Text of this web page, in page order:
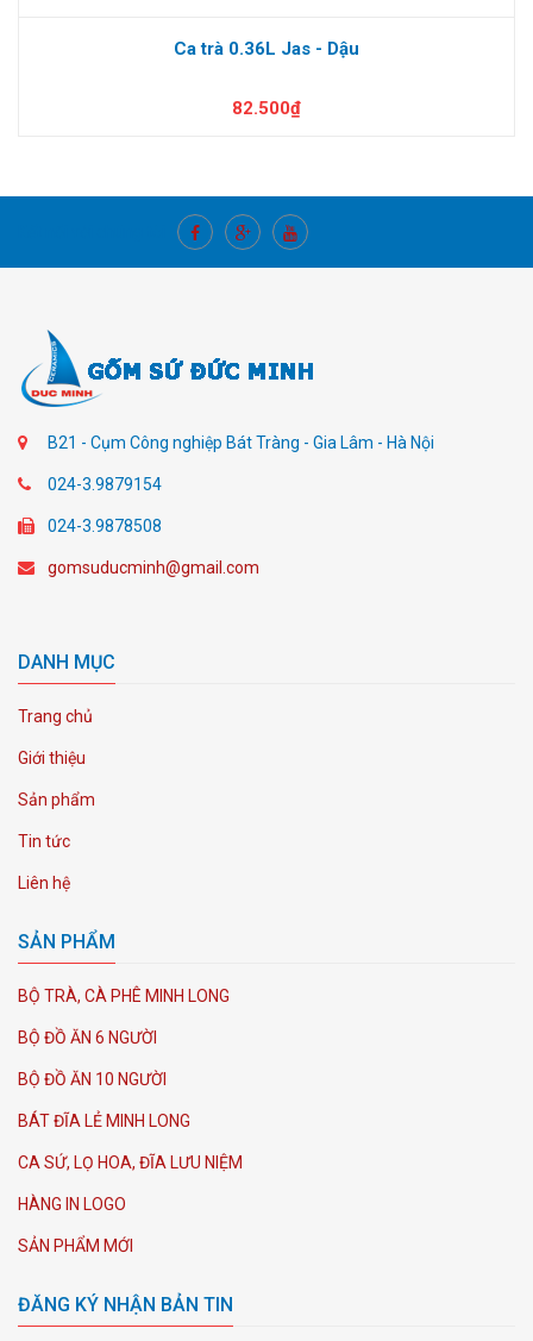
Ca trà 0.36L Jas - Dậu
82.500₫
B21 - Cụm Công nghiệp Bát Tràng - Gia Lâm - Hà Nội
024-3.9879154
024-3.9878508
gomsuducminh@gmail.com
DANH MỤC
Trang chủ
Giới thiệu
Sản phẩm
Tin tức
Liên hệ
SẢN PHẨM
BỘ TRÀ, CÀ PHÊ MINH LONG
BỘ ĐỒ ĂN 6 NGƯỜI
BỘ ĐỒ ĂN 10 NGƯỜI
BÁT ĐĨA LẺ MINH LONG
CA SỨ, LỌ HOA, ĐĨA LƯU NIỆM
HÀNG IN LOGO
SẢN PHẨM MỚI
ĐĂNG KÝ NHẬN BẢN TIN